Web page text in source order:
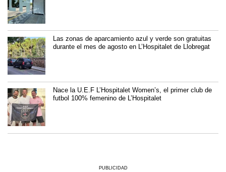
Las zonas de aparcamiento azul y verde son gratuitas
durante el mes de agosto en L’Hospitalet de Llobregat
Nace la U.E.F L’Hospitalet Women’s, el primer club de
futbol 100% femenino de L’Hospitalet
PUBLICIDAD